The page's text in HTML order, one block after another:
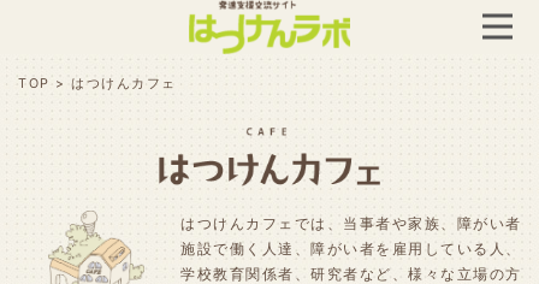
TOP > はつけんカフェ
はつけんカフェでは、当事者や家族、障がい者
施設で働く人達、障がい者を雇用している人、
学校教育関係者、研究者など、様々な立場の方